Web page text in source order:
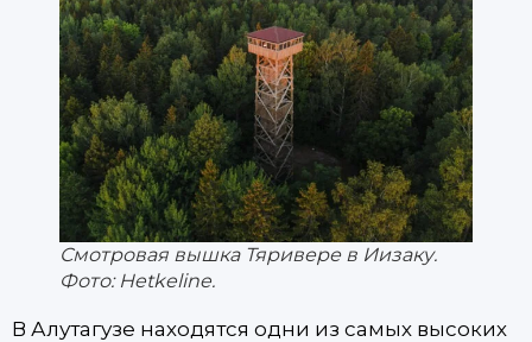
Смотровая вышка Тяривере в Иизаку.
Фото: Hetkeline.
В Алутагузе находятся одни из самых высоких